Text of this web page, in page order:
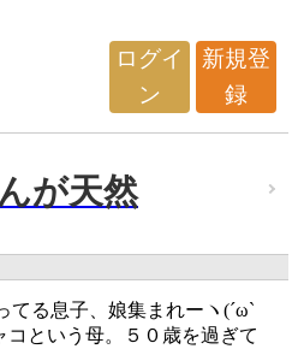
ログイ
ン
新規登
録
が天然
てる息子、娘集まれーヽ(´ω`
コという母。５０歳を過ぎて